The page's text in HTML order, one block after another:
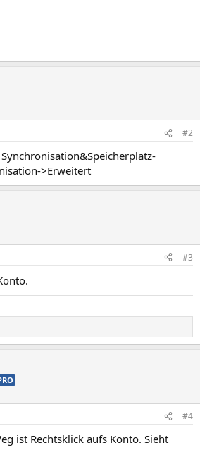
#2
>Erweitert
#3
#4
ist Rechtsklick aufs Konto. Sieht